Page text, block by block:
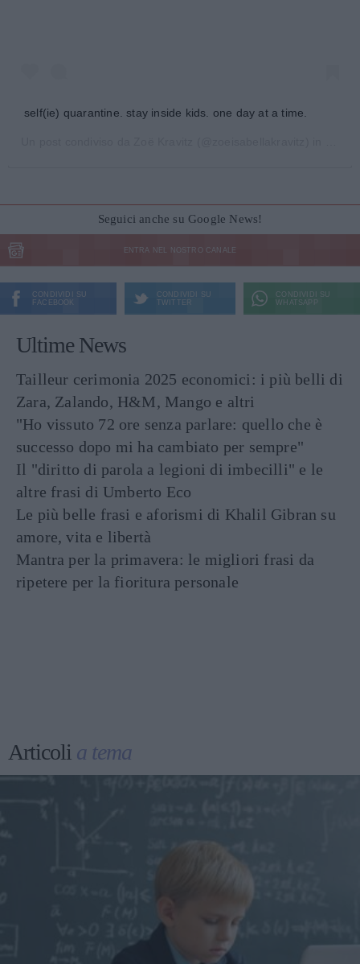
self(ie) quarantine. stay inside kids. one day at a time.
Seguici anche su Google News!
ENTRA NEL NOSTRO CANALE
CONDIVIDI SU
FACEBOOK
CONDIVIDI SU
TWITTER
CONDIVIDI SU
WHATSAPP
Ultime News
Tailleur cerimonia 2025 economici: i più belli di
Zara, Zalando, H&M, Mango e altri
"Ho vissuto 72 ore senza parlare: quello che è
successo dopo mi ha cambiato per sempre"
Il "diritto di parola a legioni di imbecilli" e le
altre frasi di Umberto Eco
Le più belle frasi e aforismi di Khalil Gibran su
amore, vita e libertà
Mantra per la primavera: le migliori frasi da
ripetere per la fioritura personale
Articoli a tema